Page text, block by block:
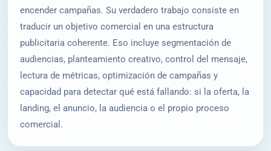
encender campañas. Su verdadero trabajo consiste en
traducir un objetivo comercial en una estructura
publicitaria coherente. Eso incluye segmentación de
audiencias, planteamiento creativo, control del mensaje,
lectura de métricas, optimización de campañas y
capacidad para detectar qué está fallando: si la oferta, la
landing, el anuncio, la audiencia o el propio proceso
comercial.